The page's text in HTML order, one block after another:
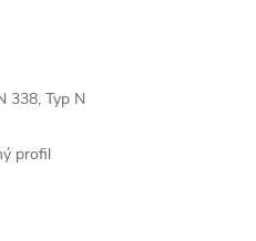
338, Typ N
profil